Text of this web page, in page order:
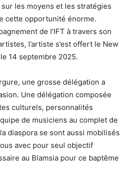
sur les moyens et les stratégies
cette opportunité énorme.
de l’IFT à travers son
l’artiste s’est offert le New
14 septembre 2025.
une grosse délégation a
Une délégation composée
culturels, personnalités
de musiciens au complet de
diaspora se sont aussi mobilisés
avec pour seul objectif
au Blamsia pour ce baptême